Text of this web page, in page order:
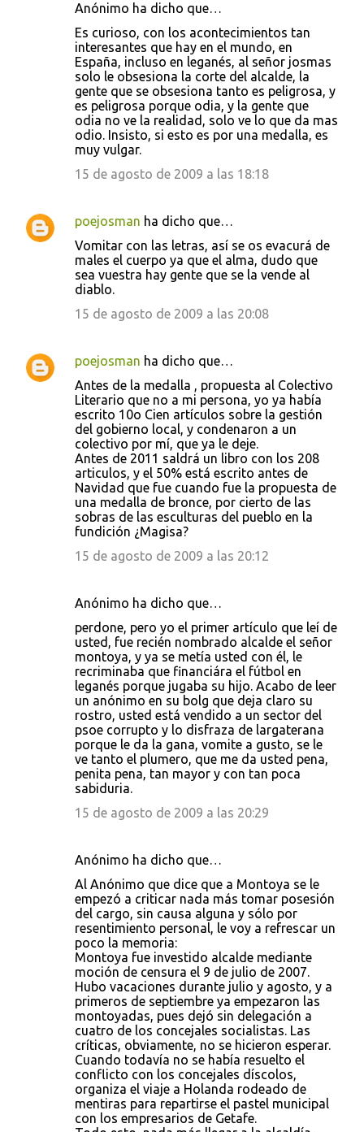
Anónimo ha dicho que…
Es curioso, con los acontecimientos tan
interesantes que hay en el mundo, en
España, incluso en leganés, al señor josmas
solo le obsesiona la corte del alcalde, la
gente que se obsesiona tanto es peligrosa, y
es peligrosa porque odia, y la gente que
odia no ve la realidad, solo ve lo que da mas
odio. Insisto, si esto es por una medalla, es
muy vulgar.
15 de agosto de 2009 a las 18:18
poejosman ha dicho que…
Vomitar con las letras, así se os evacurá de
males el cuerpo ya que el alma, dudo que
sea vuestra hay gente que se la vende al
diablo.
15 de agosto de 2009 a las 20:08
poejosman ha dicho que…
Antes de la medalla , propuesta al Colectivo
Literario que no a mi persona, yo ya había
escrito 10o Cien artículos sobre la gestión
del gobierno local, y condenaron a un
colectivo por mí, que ya le deje.
Antes de 2011 saldrá un libro con los 208
articulos, y el 50% está escrito antes de
Navidad que fue cuando fue la propuesta de
una medalla de bronce, por cierto de las
sobras de las esculturas del pueblo en la
fundición ¿Magisa?
15 de agosto de 2009 a las 20:12
Anónimo ha dicho que…
perdone, pero yo el primer artículo que leí de
usted, fue recién nombrado alcalde el señor
montoya, y ya se metía usted con él, le
recriminaba que financiára el fútbol en
leganés porque jugaba su hijo. Acabo de leer
un anónimo en su bolg que deja claro su
rostro, usted está vendido a un sector del
psoe corrupto y lo disfraza de largaterana
porque le da la gana, vomite a gusto, se le
ve tanto el plumero, que me da usted pena,
penita pena, tan mayor y con tan poca
sabiduria.
15 de agosto de 2009 a las 20:29
Anónimo ha dicho que…
Al Anónimo que dice que a Montoya se le
empezó a criticar nada más tomar posesión
del cargo, sin causa alguna y sólo por
resentimiento personal, le voy a refrescar un
poco la memoria:
Montoya fue investido alcalde mediante
moción de censura el 9 de julio de 2007.
Hubo vacaciones durante julio y agosto, y a
primeros de septiembre ya empezaron las
montoyadas, pues dejó sin delegación a
cuatro de los concejales socialistas. Las
críticas, obviamente, no se hicieron esperar.
Cuando todavía no se había resuelto el
conflicto con los concejales díscolos,
organiza el viaje a Holanda rodeado de
mentiras para repartirse el pastel municipal
con los empresarios de Getafe.